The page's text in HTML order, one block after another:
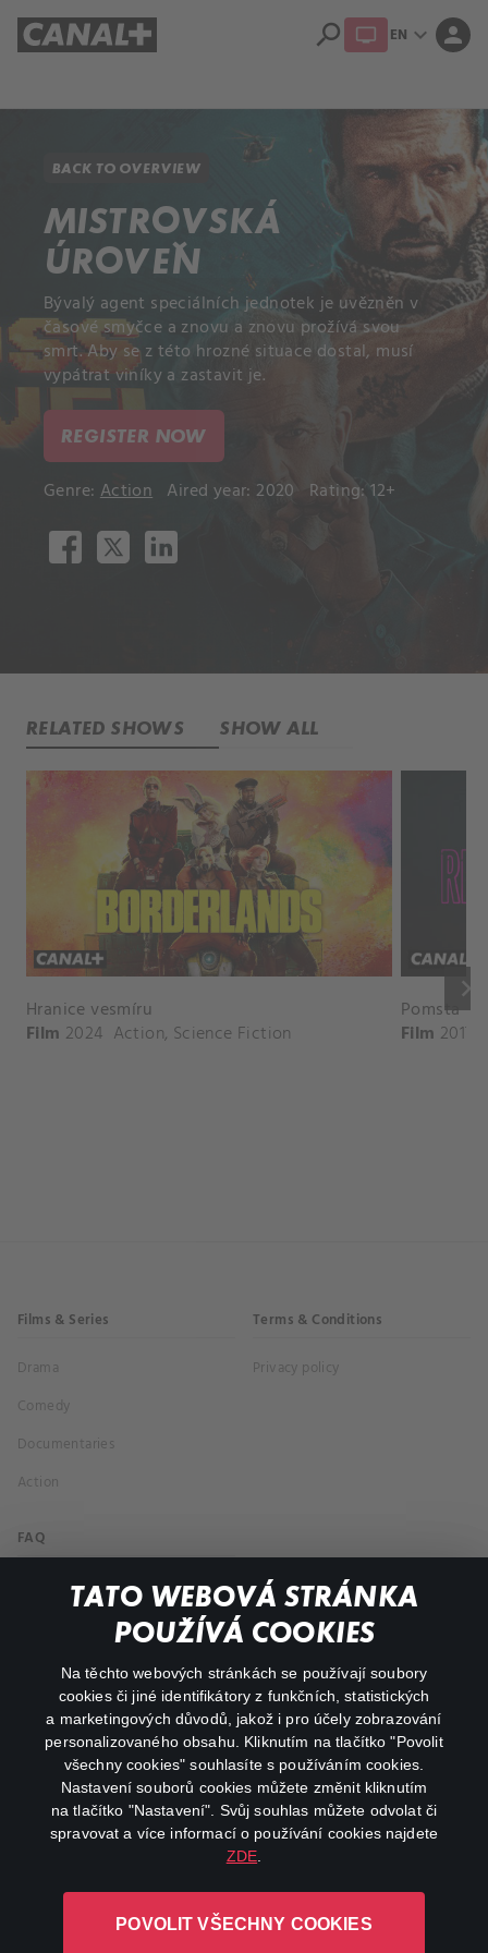
TATO WEBOVÁ STRÁNKA
POUŽÍVÁ COOKIES
Na těchto webových stránkách se používají soubory
cookies či jiné identifikátory z funkčních, statistických
a marketingových důvodů, jakož i pro účely zobrazování
personalizovaného obsahu. Kliknutím na tlačítko "Povolit
všechny cookies" souhlasíte s používáním cookies.
Nastavení souborů cookies můžete změnit kliknutím
na tlačítko "Nastavení". Svůj souhlas můžete odvolat či
spravovat a více informací o používání cookies najdete
ZDE
POVOLIT VŠECHNY COOKIES
search EN expand_more person
BACK TO OVERVIEW
MISTROVSKÁ
ÚROVEŇ
Bývalý agent speciálních jednotek je uvězněn v
časové smyčce a znovu a znovu prožívá svou
smrt. Aby se z této hrozné situace dostal, musí
vypátrat viníky a zastavit je.
REGISTER NOW
Genre: Action Aired year: 2020 Rating: 12+
RELATED SHOWS SHOW ALL
keyboard_arrow_right
Hranice vesmíru
Film 2024 Action, Science Fiction
Pomsta
Film 2017
Films & Series
Drama
Comedy
Documentaries
Action
Terms & Conditions
Privacy policy
FAQ
My profile
facebookinstagram
youtube
L-1246 Luxembourg R.C.S.